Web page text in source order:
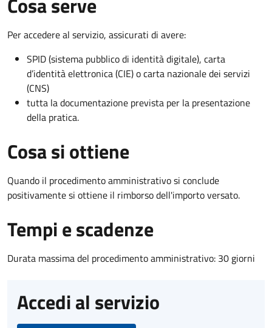
Per accedere al servizio, assicurati di avere:
SPID (sistema pubblico di identità digitale), carta
d’identità elettronica (CIE) o carta nazionale dei servizi
(CNS)
tutta la documentazione prevista per la presentazione
della pratica.
Cosa si ottiene
Quando il procedimento amministrativo si conclude
positivamente si ottiene il rimborso dell'importo versato.
Tempi e scadenze
Durata massima del procedimento amministrativo: 30 giorni
Accedi al servizio